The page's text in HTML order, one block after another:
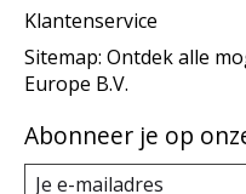
Klantenservice
Sitemap: Ontdek alle
Europe B.V.
Abonneer je op